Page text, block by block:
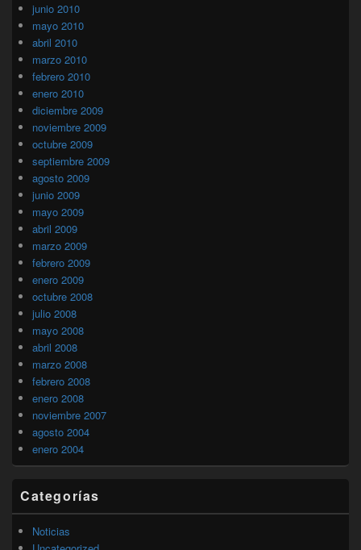
junio 2010
mayo 2010
abril 2010
marzo 2010
febrero 2010
enero 2010
diciembre 2009
noviembre 2009
octubre 2009
septiembre 2009
agosto 2009
junio 2009
mayo 2009
abril 2009
marzo 2009
febrero 2009
enero 2009
octubre 2008
julio 2008
mayo 2008
abril 2008
marzo 2008
febrero 2008
enero 2008
noviembre 2007
agosto 2004
enero 2004
Categorías
Noticias